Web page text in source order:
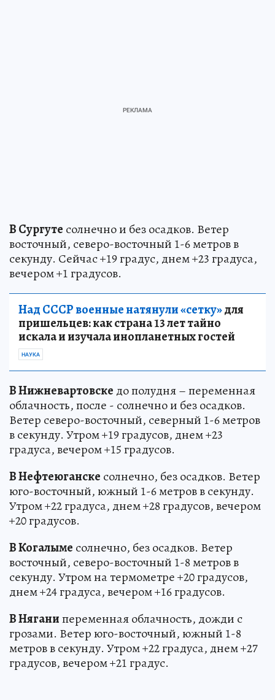
В Сургуте солнечно и без осадков. Ветер
восточный, северо-восточный 1-6 метров в
секунду. Сейчас +19 градус, днем +23 градуса,
вечером +1 градусов.
Над СССР военные натянули «сетку»для
пришельцев: как страна 13 лет тайно
искала и изучала инопланетных гостей
НАУКА
В Нижневартовске до полудня – переменная
облачность, после - солнечно и без осадков.
Ветер северо-восточный, северный 1-6 метров
в секунду. Утром +19 градусов, днем +23
градуса, вечером +15 градусов.
В Нефтеюганске солнечно, без осадков. Ветер
юго-восточный, южный 1-6 метров в секунду.
Утром +22 градуса, днем +28 градусов, вечером
+20 градусов.
В Когалыме солнечно, без осадков. Ветер
восточный, северо-восточный 1-8 метров в
секунду. Утром на термометре +20 градусов,
днем +24 градуса, вечером +16 градусов.
В Няганипеременная облачность, дожди с
грозами. Ветер юго-восточный, южный 1-8
метров в секунду. Утром +22 градуса, днем +27
градусов, вечером +21 градус.